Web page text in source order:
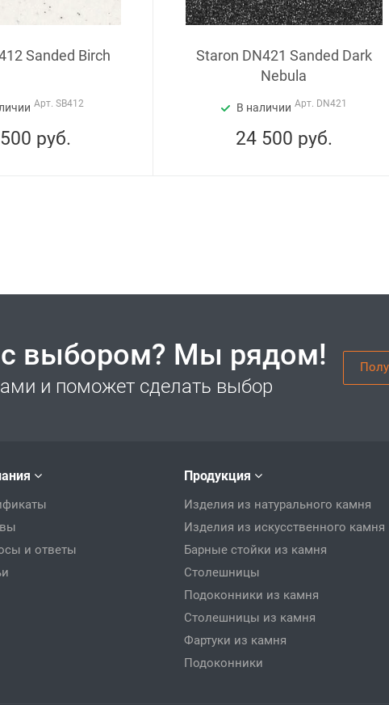
Sanded Birch
Арт.SB412
руб.
Staron DN421 Sanded Dark
Nebula
В наличии Арт. DN421
24 500 руб.
с выбором? Мы рядом!
и поможет сделать выбор
и ответы
Продукция
Изделия из натурального камня
Изделия из искусственного камня
Барные стойки из камня
Столешницы
Подоконники из камня
Столешницы из камня
Фартуки из камня
Подоконники